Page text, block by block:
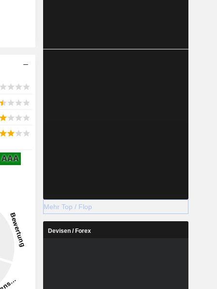
AAA
Mehr Top / Flop
Devisen / Forex